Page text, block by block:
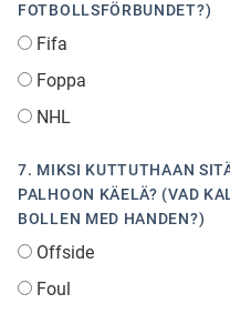
FOTBOLLSFÖRBUNDET?)
Fifa
Foppa
NHL
7. MIKSI KUTTUTHAAN
PALHOON KÄELÄ? (VAD
BOLLEN MED HANDEN?)
Offside
Foul